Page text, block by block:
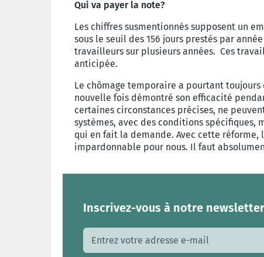
Qui va payer la note?
Les chiffres susmentionnés supposent un
sous le seuil des 156 jours prestés par
travailleurs sur plusieurs années. Ces
anticipée.
Le chômage temporaire a pourtant
nouvelle fois démontré son efficacité
certaines circonstances précises, ne
systèmes, avec des conditions spécifiques,
qui en fait la demande. Avec cette réforme,
impardonnable pour nous. Il faut
Inscrivez-vous à notre
Adresse e-mail